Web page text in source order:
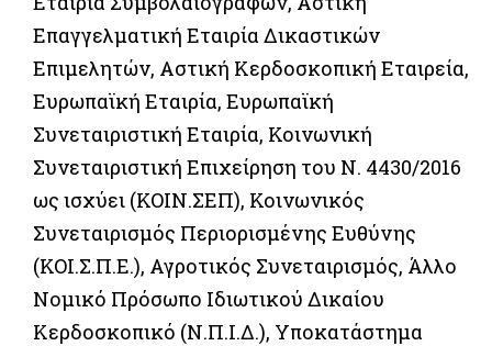
Επαγγελματική Εταιρία Δικαστικών
Επιμελητών, Αστική Κερδοσκοπική Εταιρεία,
Ευρωπαϊκή Εταιρία, Ευρωπαϊκή
Συνεταιριστική Εταιρία, Κοινωνική
Συνεταιριστική Επιχείρηση του Ν. 4430/2016
ως ισχύει (ΚΟΙΝ.ΣΕΠ), Κοινωνικός
Συνεταιρισμός Περιορισμένης Ευθύνης
(ΚΟΙ.Σ.Π.Ε.), Αγροτικός Συνεταιρισμός, Άλλο
Νομικό Πρόσωπο Ιδιωτικού Δικαίου
Κερδοσκοπικό (Ν.Π.Ι.Δ.), Υποκατάστημα